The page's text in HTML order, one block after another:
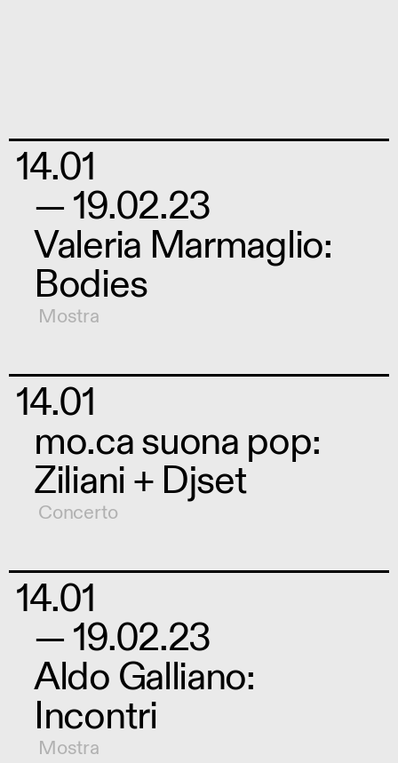
14.01
— 19.02.23
Valeria Marmaglio:
Bodies
Mostra
14.01
mo.ca suona pop:
Ziliani + Djset
Concerto
14.01
— 19.02.23
Aldo Galliano:
Incontri
Mostra